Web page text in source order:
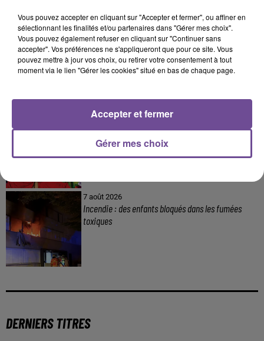
8 août 2026
Une victime forcée de réaliser plusieurs tags vers
un point de deal
8 août 2026
Festival du Mont-Gargan 2026 : six jours de fête
7 août 2026
Incendie : des enfants bloqués dans les fumées
toxiques
DERNIERS TITRES
Vous pouvez accepter en cliquant sur "Accepter et fermer", ou affiner en
sélectionnant les finalités et/ou partenaires dans "Gérer mes choix".
Vous pouvez également refuser en cliquant sur "Continuer sans
accepter". Vos préférences ne s'appliqueront que pour ce site. Vous
pouvez mettre à jour vos choix, ou retirer votre consentement à tout
moment via le lien "Gérer les cookies" situé en bas de chaque page.
Gérer mes choix
Accepter et fermer